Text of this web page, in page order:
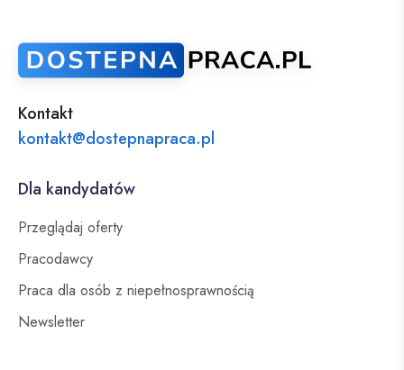
Kontakt
kontakt@dostepnapraca.pl
Dla kandydatów
Przeglądaj oferty
Pracodawcy
Praca dla osób z niepełnosprawnością
Newsletter